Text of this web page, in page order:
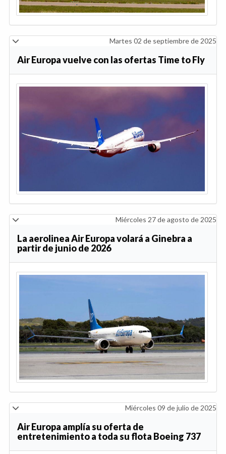
Martes 02 de septiembre de 2025
Air Europa vuelve con las ofertas Time to Fly
Miércoles 27 de agosto de 2025
La aerolinea Air Europa volará a Ginebra a
partir de junio de 2026
Miércoles 09 de julio de 2025
Air Europa amplía su oferta de
entretenimiento a toda su flota Boeing 737